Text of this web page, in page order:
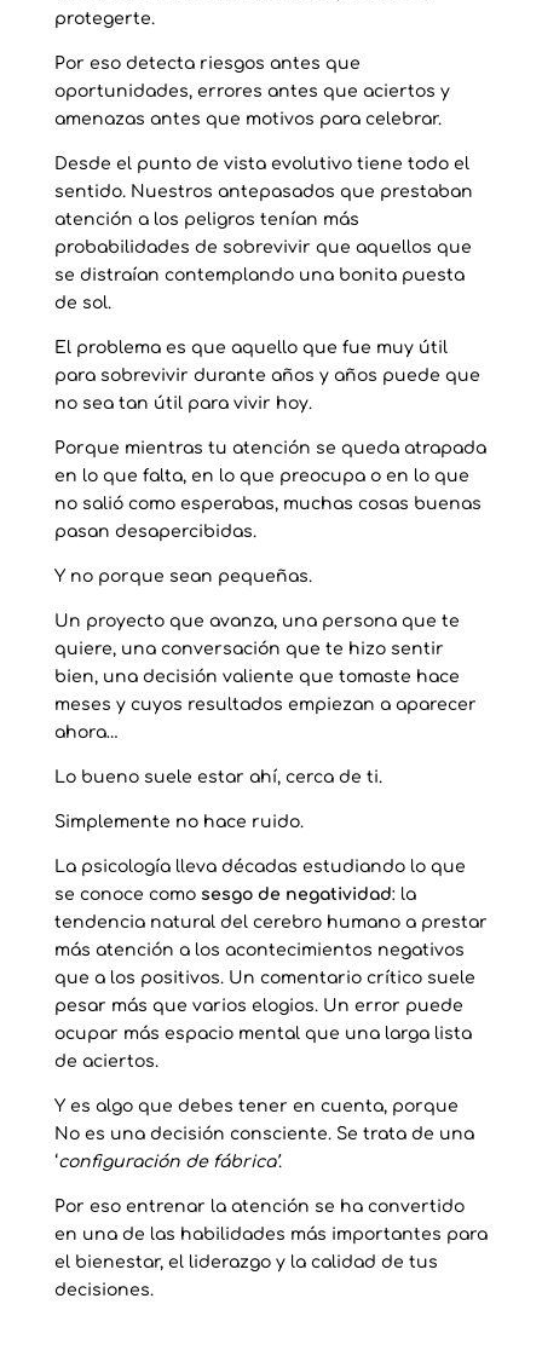
protegerte.
Por eso detecta riesgos antes que
oportunidades, errores antes que aciertos y
amenazas antes que motivos para celebrar.
Desde el punto de vista evolutivo tiene todo el
sentido. Nuestros antepasados que prestaban
atención a los peligros tenían más
probabilidades de sobrevivir que aquellos que
se distraían contemplando una bonita puesta
de sol.
El problema es que aquello que fue muy útil
para sobrevivir durante años y años puede que
no sea tan útil para vivir hoy.
Porque mientras tu atención se queda atrapada
en lo que falta, en lo que preocupa o en lo que
no salió como esperabas, muchas cosas buenas
pasan desapercibidas.
Y no porque sean pequeñas.
Un proyecto que avanza, una persona que te
quiere, una conversación que te hizo sentir
bien, una decisión valiente que tomaste hace
meses y cuyos resultados empiezan a aparecer
ahora…
Lo bueno suele estar ahí, cerca de ti.
Simplemente no hace ruido.
La psicología lleva décadas estudiando lo que
se conoce como sesgo de negatividad: la
tendencia natural del cerebro humano a prestar
más atención a los acontecimientos negativos
que a los positivos. Un comentario crítico suele
pesar más que varios elogios. Un error puede
ocupar más espacio mental que una larga lista
de aciertos.
Y es algo que debes tener en cuenta, porque
No es una decisión consciente. Se trata de una
‘configuración de fábrica’.
Por eso entrenar la atención se ha convertido
en una de las habilidades más importantes para
el bienestar, el liderazgo y la calidad de tus
decisiones.